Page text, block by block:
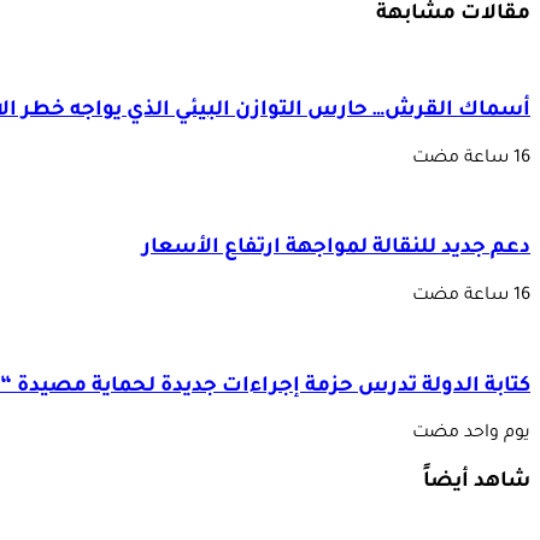
مقالات مشابهة
أسماك القرش… حارس التوازن البيئي الذي يواجه خطر
دعم جديد للنقالة لمواجهة ارتفاع الأسعار
كتابة الدولة تدرس حزمة إجراءات جديدة لحماية مصيدة
‏يوم واحد مضت
شاهد أيضاً